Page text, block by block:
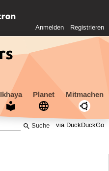
Anmelden Registrieren
Ikhaya Planet Mitmachen
via DuckDuckGo